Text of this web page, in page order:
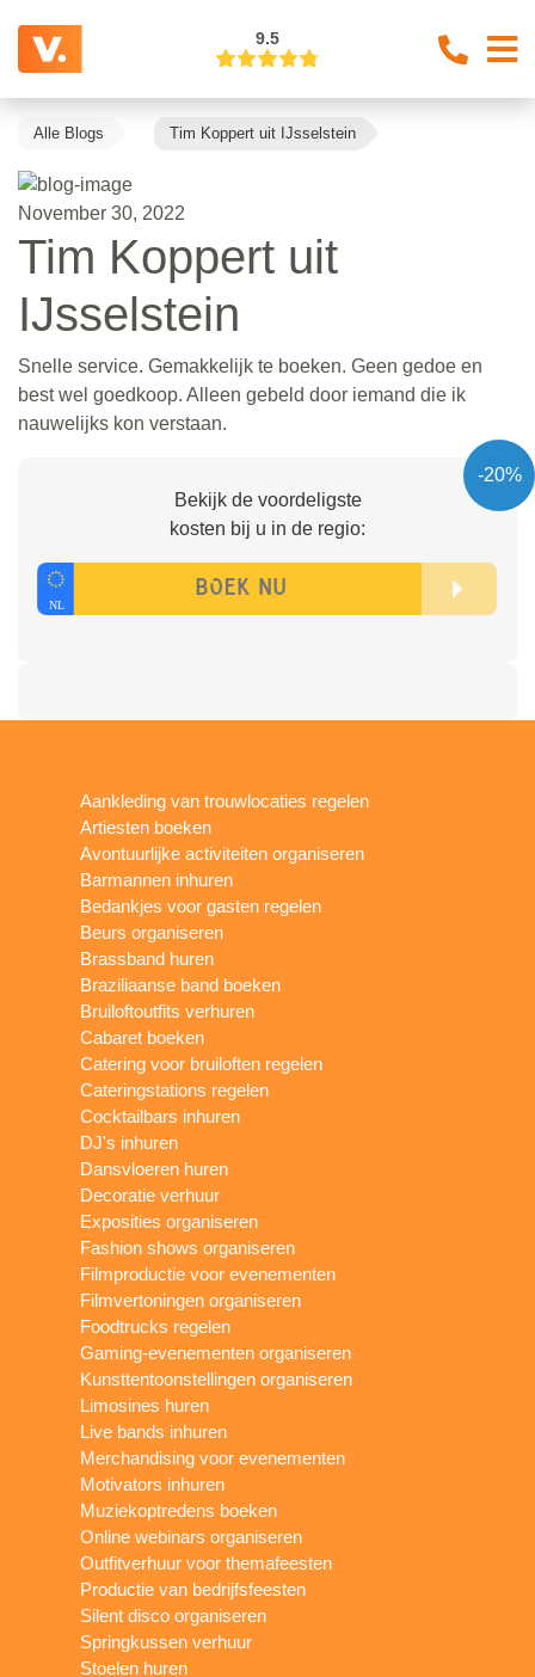
9.5
Alle Blogs Tim Koppert uit IJsselstein
November 30, 2022
Tim Koppert uit
IJsselstein
Snelle service. Gemakkelijk te boeken. Geen gedoe en
best wel goedkoop. Alleen gebeld door iemand die ik
nauwelijks kon verstaan.
-20%
Bekijk de voordeligste
kosten bij u in de regio:
Aankleding van trouwlocaties regelen
Artiesten boeken
Avontuurlijke activiteiten organiseren
Barmannen inhuren
Bedankjes voor gasten regelen
Beurs organiseren
Brassband huren
Braziliaanse band boeken
Bruiloftoutfits verhuren
Cabaret boeken
Catering voor bruiloften regelen
Cateringstations regelen
Cocktailbars inhuren
DJ's inhuren
Dansvloeren huren
Decoratie verhuur
Exposities organiseren
Fashion shows organiseren
Filmproductie voor evenementen
Filmvertoningen organiseren
Foodtrucks regelen
Gaming-evenementen organiseren
Kunsttentoonstellingen organiseren
Limosines huren
Live bands inhuren
Merchandising voor evenementen
Motivators inhuren
Muziekoptredens boeken
Online webinars organiseren
Outfitverhuur voor themafeesten
Productie van bedrijfsfeesten
Silent disco organiseren
Springkussen verhuur
Stoelen huren